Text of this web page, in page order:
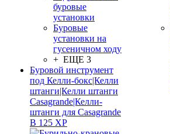
буровые
установки
Буровые
установки на
гусеничном ходу
+ ЕЩЕ 3
Буровой инструмент
под Келли-бокс|Келли
штанги|Келли штанги
Casagrande|Келли-
штанги для Casagrande
B 125 XP